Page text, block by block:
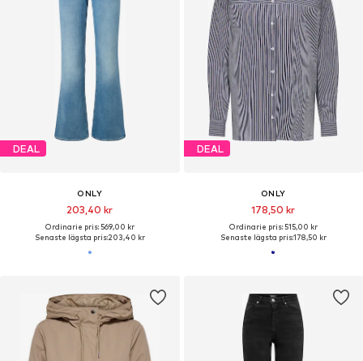
DEAL
ONLY
203,40 kr
Ordinarie pris: 569,00 kr
Senaste lägsta pris:203,40 kr
DEAL
ONLY
178,50 kr
Ordinarie pris: 515,00 kr
Senaste lägsta pris:178,50 kr